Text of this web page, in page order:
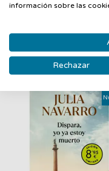
PRODUCTOS
información sobre las
Rechazar